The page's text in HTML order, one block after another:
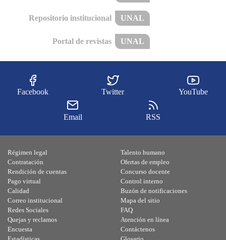
Repositorio institucional UNAL
Portal de revistas UNAL
Facebook Twitter YouTube
Email RSS
Régimen legal
Contratación
Rendición de cuentas
Pago virtual
Calidad
Talento humano
Ofertas de empleo
Concurso docente
Control interno
Buzón de notificaciones
Correo institucional
Redes Sociales
Quejas y reclamos
Encuesta
Mapa del sitio
FAQ
Atención en línea
Contáctenos